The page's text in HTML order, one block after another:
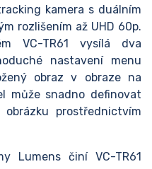
kamera s duálním
rozlišením až UHD 60p.
VC-TR61 vysílá dva
nastavení menu
obraz v obraze na
může snadno definovat
prostřednictvím
Lumens činí VC-TR61